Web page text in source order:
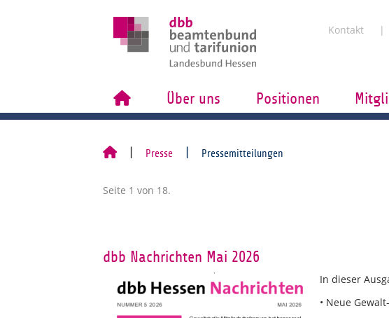
Kontakt
Über uns Positionen
Presse Pressemitteilungen
Seite 1 von 18.
dbb Nachrichten Mai 2026
In dieser
• Neue